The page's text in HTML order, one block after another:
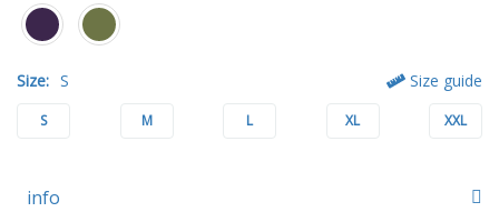
Size: S Size guide
S M L XL XXL
info